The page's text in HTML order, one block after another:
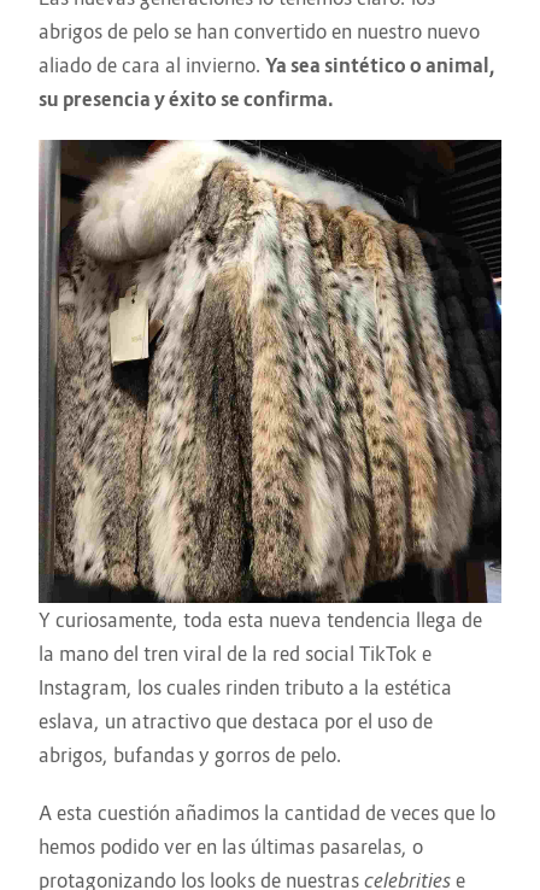
abrigos de pelo se han convertido en nuestro nuevo
aliado de cara al invierno. Ya sea sintético o animal,
su presencia y éxito se confirma.
Y curiosamente, toda esta nueva tendencia llega de
la mano del tren viral de la red social TikTok e
Instagram, los cuales rinden tributo a la estética
eslava, un atractivo que destaca por el uso de
abrigos, bufandas y gorros de pelo.
A esta cuestión añadimos la cantidad de veces que lo
hemos podido ver en las últimas pasarelas, o
protagonizando los looks de nuestras celebrities e